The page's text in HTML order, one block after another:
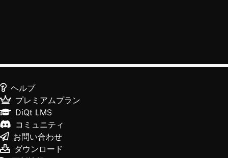
ヘルプ
プレミアムプラン
DiQt LMS
コミュニティ
お問い合わせ
ダウンロード